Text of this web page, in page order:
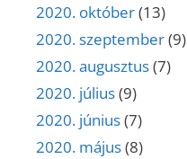
2020. október(13)
2020. szeptember(9)
2020. augusztus(7)
2020. július(9)
2020. június(7)
2020. május(8)